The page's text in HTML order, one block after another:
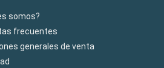
somos?
frecuentes
generales de venta